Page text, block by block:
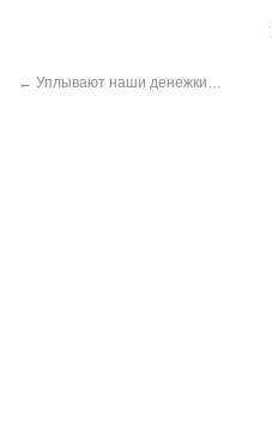
← Уплывают наши денежки…